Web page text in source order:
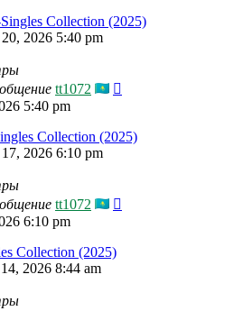
Collection (2025)
2026 5:40 pm
tt1072
5:40 pm
Collection (2025)
2026 6:10 pm
tt1072
6:10 pm
Collection (2025)
2026 8:44 am